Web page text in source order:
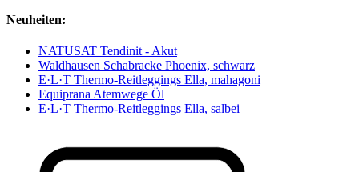
Neuheiten:
NATUSAT Tendinit - Akut
Waldhausen Schabracke Phoenix, schwarz
E·L·T Thermo-Reitleggings Ella, mahagoni
Equiprana Atemwege Öl
E·L·T Thermo-Reitleggings Ella, salbei